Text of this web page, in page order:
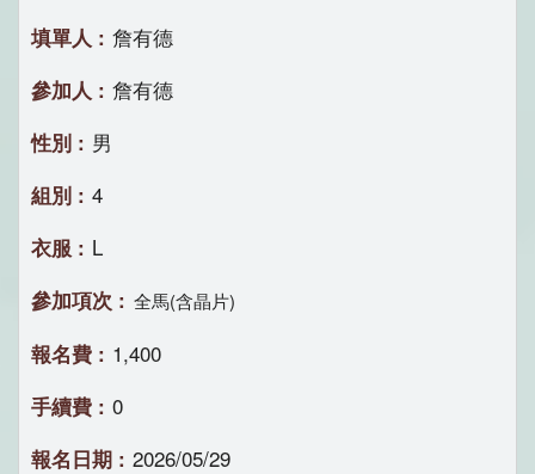
詹有德
詹有德
男
4
L
全馬(含晶片)
1,400
0
2026/05/29